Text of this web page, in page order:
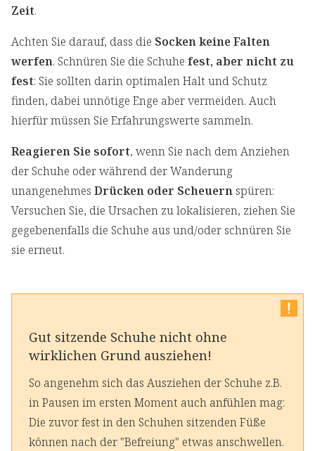
Zeit.
Achten Sie darauf, dass die Socken keine Falten
werfen. Schnüren Sie die Schuhe fest, aber nicht zu
fest: Sie sollten darin optimalen Halt und Schutz
finden, dabei unnötige Enge aber vermeiden. Auch
hierfür müssen Sie Erfahrungswerte sammeln.
Reagieren Sie sofort, wenn Sie nach dem Anziehen
der Schuhe oder während der Wanderung
unangenehmes Drücken oder Scheuern spüren:
Versuchen Sie, die Ursachen zu lokalisieren, ziehen Sie
gegebenenfalls die Schuhe aus und/oder schnüren Sie
sie erneut.
Gut sitzende Schuhe nicht ohne
wirklichen Grund ausziehen!
So angenehm sich das Ausziehen der Schuhe z.B.
in Pausen im ersten Moment auch anfühlen mag:
Die zuvor fest in den Schuhen sitzenden Füße
können nach der "Befreiung" etwas anschwellen.